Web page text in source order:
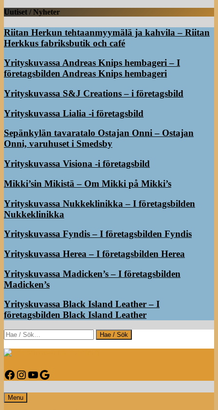
Uutiset / Nyheter
Riitan Herkun tehtaanmyymälä ja kahvila – Riitan
Herkkus fabriksbutik och café
Yrityskuvassa Andreas Knips hembageri – I
företagsbilden Andreas Knips hembageri
Yrityskuvassa S&J Creations – i företagsbild
Yrityskuvassa Lialia -i företagsbild
Sepänkylän tavaratalo Ostajan Onni – Ostajan
Onni, varuhuset i Smedsby
Yrityskuvassa Visiona -i företagsbild
Mikki’sin Mikistä – Om Mikki på Mikki’s
Yrityskuvassa Nukkeklinikka – I företagsbilden
Nukkeklinikka
Yrityskuvassa Fyndis – I företagsbilden Fyndis
Yrityskuvassa Herea – I företagsbilden Herea
Yrityskuvassa Madicken’s – I företagsbilden
Madicken’s
Yrityskuvassa Black Island Leather – I
företagsbilden Black Island Leather
Search
Info-Mustasaari-Korsholm.fi
Infoa Mustasaaresta – Information om Korsholm
Facebook
Instagram
YouTube
Google
Menu